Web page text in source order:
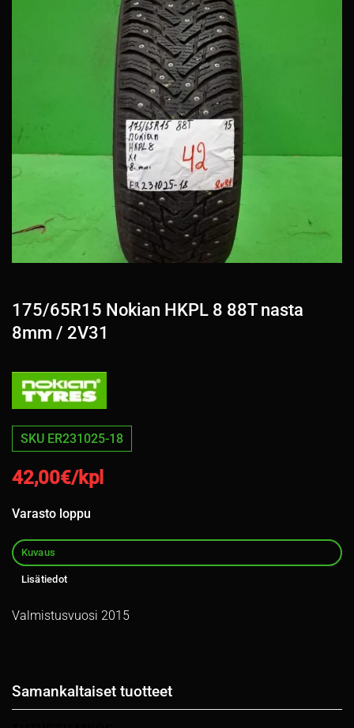
175/65R15 Nokian HKPL 8 88T nasta
8mm / 2V31
SKU ER231025-18
42,00€/kpl
Varasto loppu
Kuvaus
Lisätiedot
Valmistusvuosi 2015
Samankaltaiset tuotteet